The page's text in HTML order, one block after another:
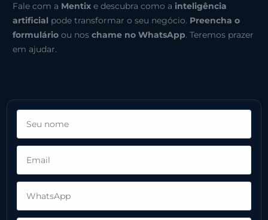
Fale com a Mentix e descubra como a inteligência
artificial pode transformar o seu negócio. Preencha o
formulário ou noschame no WhatsApp. Teremos prazer
em ajudar.